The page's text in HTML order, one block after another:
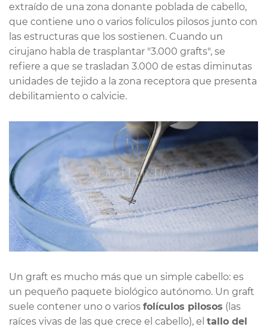
extraído de una zona donante poblada de cabello,
que contiene uno o varios folículos pilosos junto con
las estructuras que los sostienen. Cuando un
cirujano habla de trasplantar "3.000 grafts", se
refiere a que se trasladan 3.000 de estas diminutas
unidades de tejido a la zona receptora que presenta
debilitamiento o calvicie.
Un graft es mucho más que un simple cabello: es
un pequeño paquete biológico autónomo. Un graft
suele contener uno o varios folículos pilosos (las
raíces vivas de las que crece el cabello), el tallo del